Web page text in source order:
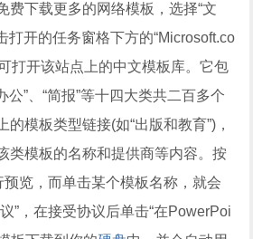
费下载更多的网络模板，选择“文
打开的任务窗格下方的“Microsoft.co
打开该站点上的中文模板库。它包
公”、“简报”等十四大类共二百多个
模板类型链接(如“出版和教育”)，
类模板的名称和提供商等内容。按
预览，而单击某个模板名称，就会
”，在接受协议后单击“在PowerPoi